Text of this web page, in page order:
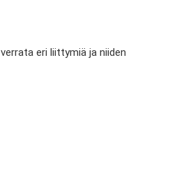
eri liittymiä ja niiden